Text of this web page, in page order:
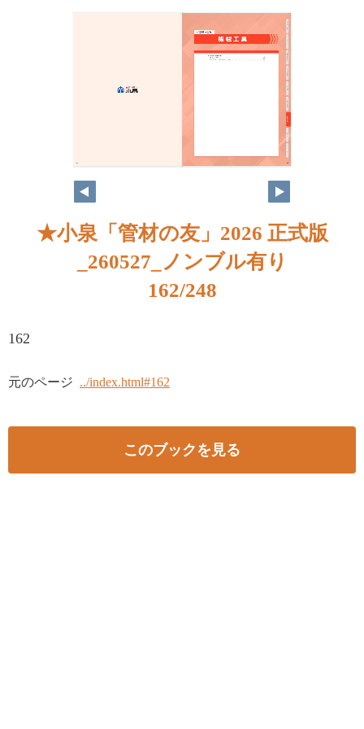
★小泉「管材の友」2026 正式版
_260527_ノンブル有り
162/248
162
元のページ ../index.html#162
このブックを見る